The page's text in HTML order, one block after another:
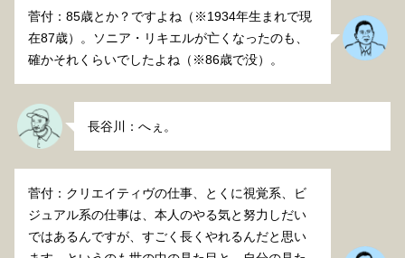
菅付：85歳とか？ですよね（※1934年生まれで現
在87歳）。ソニア・リキエルが亡くなったのも、
確かそれくらいでしたよね（※86歳で没）。
長谷川：へぇ。
菅付：クリエイティヴの仕事、とくに視覚系、ビ
ジュアル系の仕事は、本人のやる気と努力しだい
ではあるんですが、すごく長くやれるんだと思い